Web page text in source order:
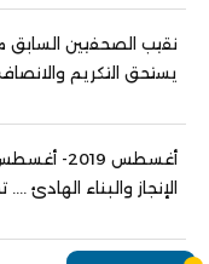
نقيب الصحفيين السابق
يستحق التكريم
الإنجاز والبناء الهادئ